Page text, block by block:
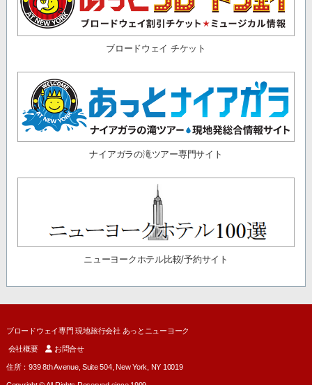
ブロードウェイ チケット
ナイアガラの滝ツアー専門サイト
ニューヨークホテル比較/予約サイト
ブロードウェイ専門 現地旅行会社 あっとニューヨーク
会社概要 お問合せ
住所：939 8th Avenue, Suite 504, New York, NY 10019